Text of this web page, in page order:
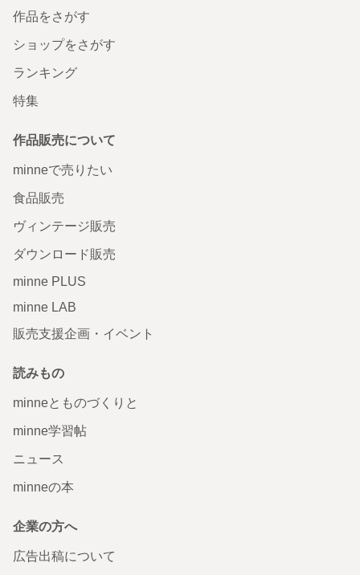
作品をさがす
ショップをさがす
ランキング
特集
作品販売について
minneで売りたい
食品販売
ヴィンテージ販売
ダウンロード販売
minne PLUS
minne LAB
販売支援企画・イベント
読みもの
minneとものづくりと
minne学習帖
ニュース
minneの本
企業の方へ
広告出稿について